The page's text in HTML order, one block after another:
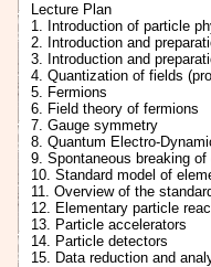
Lecture Plan
1. Introduction of particle
2. Introduction and
3. Introduction and
4. Quantization of fields
5. Fermions
6. Field theory of fermions
7. Gauge symmetry
8. Quantum Electro-
9. Spontaneous breaking
10. Standard model of
11. Overview of the
12. Elementary particle
13. Particle accelerators
14. Particle detectors
15. Data reduction and